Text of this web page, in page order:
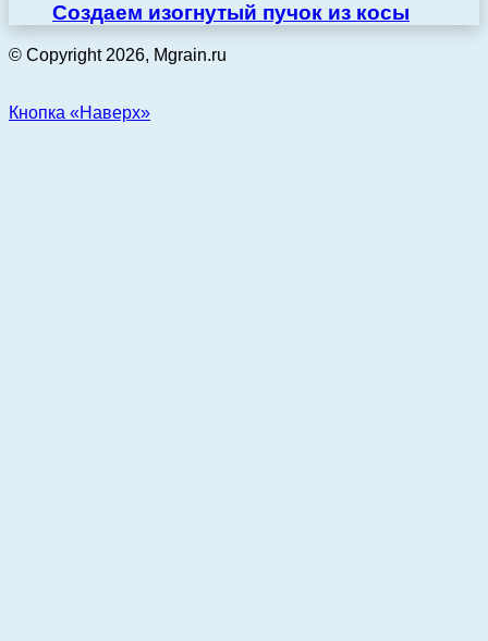
Создаем изогнутый пучок из косы
© Copyright 2026, Mgrain.ru
Кнопка «Наверх»